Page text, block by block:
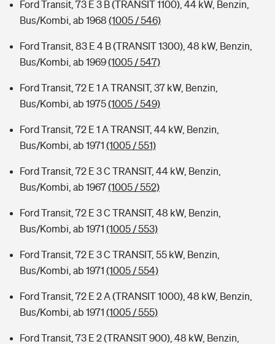
Ford Transit, 73 E 3 B (TRANSIT 1100), 44 kW, Benzin,
Bus/Kombi, ab 1968 (1005 / 546)
Ford Transit, 83 E 4 B (TRANSIT 1300), 48 kW, Benzin,
Bus/Kombi, ab 1969(1005 / 547)
Ford Transit, 72 E 1 A TRANSIT, 37 kW, Benzin,
Bus/Kombi, ab 1975(1005 / 549)
Ford Transit, 72 E 1 A TRANSIT, 44 kW, Benzin,
Bus/Kombi, ab 1971 (1005 / 551)
Ford Transit, 72 E 3 C TRANSIT, 44 kW, Benzin,
Bus/Kombi, ab 1967(1005 / 552)
Ford Transit, 72 E 3 C TRANSIT, 48 kW, Benzin,
Bus/Kombi, ab 1971 (1005 / 553)
Ford Transit, 72 E 3 C TRANSIT, 55 kW, Benzin,
Bus/Kombi, ab 1971 (1005 / 554)
Ford Transit, 72 E 2 A (TRANSIT 1000), 48 kW, Benzin,
Bus/Kombi, ab 1971 (1005 / 555)
Ford Transit, 73 E 2 (TRANSIT 900), 48 kW, Benzin,